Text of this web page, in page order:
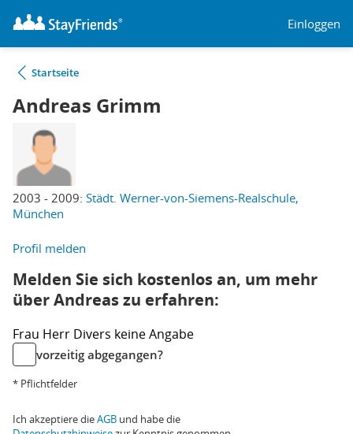
Einloggen
Startseite
Andreas Grimm
2003 - 2009: Städt. Werner-von-Siemens-Realschule,
München
Profil melden
Melden Sie sich kostenlos an, um mehr
über Andreas zu erfahren:
Frau Herr Divers keine Angabe
vorzeitig abgegangen?
* Pflichtfelder
Ich akzeptiere dieAGB und habe die